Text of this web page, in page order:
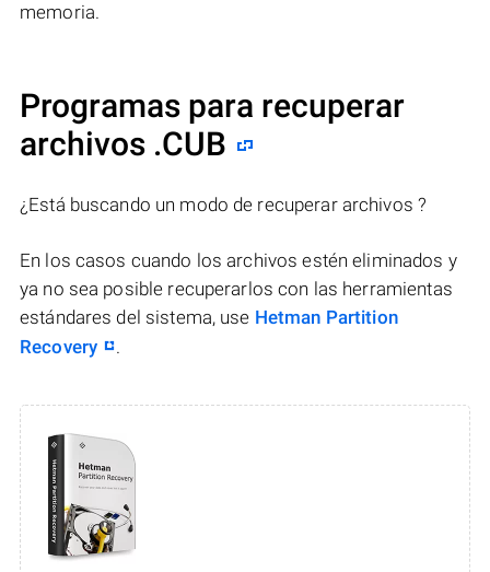
memoria.
Programas para recuperar
archivos .CUB
¿Está buscando un modo de recuperar archivos ?
En los casos cuando los archivos estén eliminados y
ya no sea posible recuperarlos con las herramientas
estándares del sistema, use Hetman Partition
Recovery
.